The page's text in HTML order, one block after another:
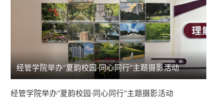
经管学院举办“夏韵校园·同心同行”主题摄影活动
经管学院举办“夏韵校园·同心同行”主题摄影活动